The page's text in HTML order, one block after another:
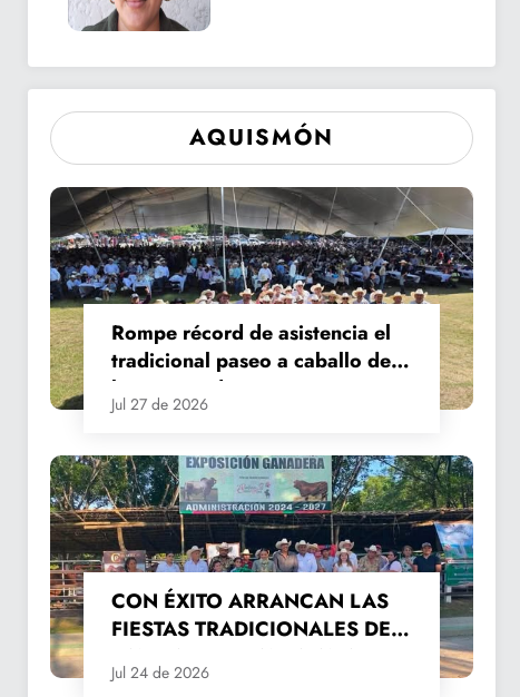
AQUISMÓN
Rompe récord de asistencia el
tradicional paseo a caballo de
las Fiestas de Santiago y Santa
Ana
Jul 27 de 2026
CON ÉXITO ARRANCAN LAS
FIESTAS TRADICIONALES DE
2026
Jul 24 de 2026